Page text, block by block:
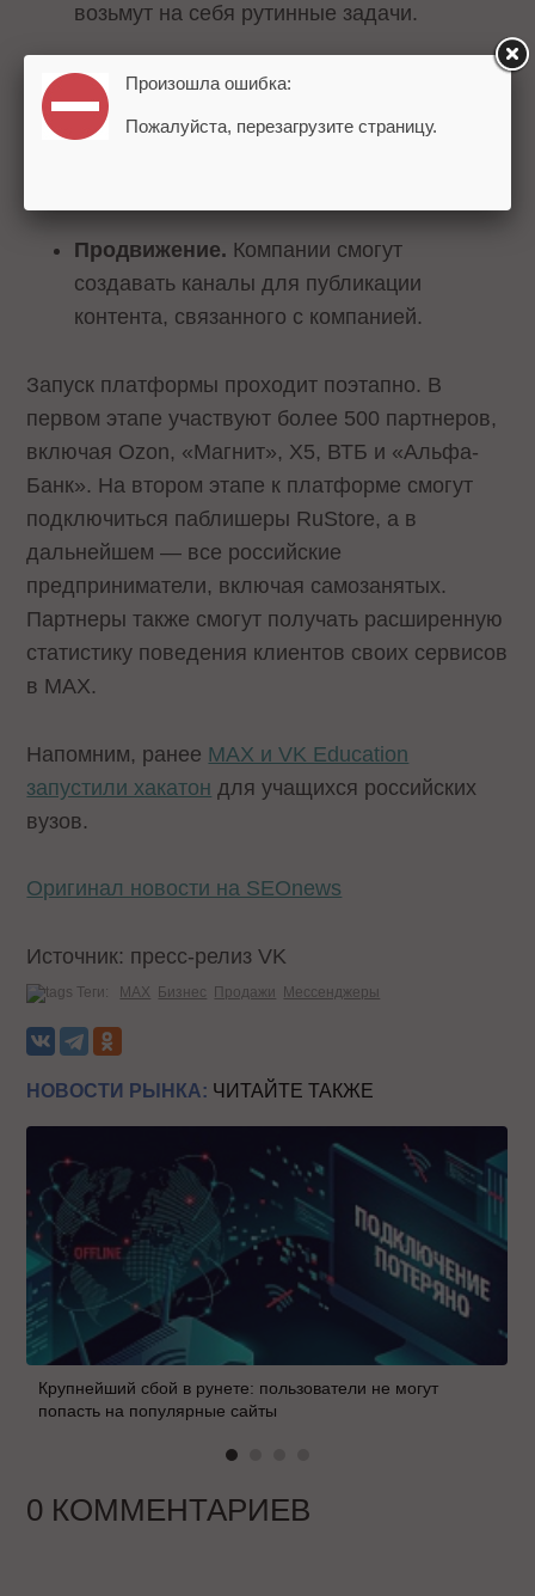
возьмут на себя рутинные задачи.
Продажи внутри мессенджера.
мини-приложений позволит совершать
Продвижение. Компании смогут
создавать каналы для публикации
контента, связанного с компанией.
Запуск платформы проходит поэтапно. В
первом этапе участвуют более 500 партнеров,
включая Ozon, «Магнит», X5, ВТБ и «Альфа-
Банк». На втором этапе к платформе смогут
подключиться паблишеры RuStore, а в
дальнейшем — все российские
предприниматели, включая самозанятых.
Партнеры также смогут получать расширенную
статистику поведения клиентов своих сервисов
в МАХ.
Напомним, ранее MAX и VK Education
запустили хакатон для учащихся российских
вузов.
Оригинал новости на SEOnews
Источник: пресс-релиз VK
Теги: MAX Бизнес Продажи Мессенджеры
НОВОСТИ РЫНКА: ЧИТАЙТЕ ТАКЖЕ
Крупнейший сбой в рунете: пользователи не могут
попасть на популярные сайты
0 КОММЕНТАРИЕВ
Произошла ошибка:
Пожалуйста, перезагрузите страницу.